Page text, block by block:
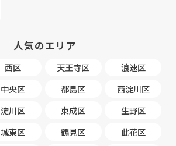
人気のエリア
西区 天王寺区
浪速区
中央区 都島区
西淀川区
淀川区 東成区
生野区
城東区 鶴見区
此花区